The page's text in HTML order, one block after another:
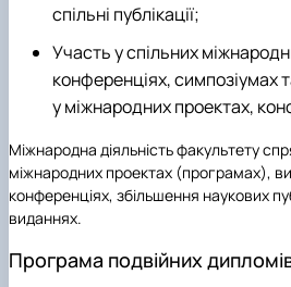
спільні публікації;
Участь у спільних
конференціях, симпозіумах
у міжнародних проектах,
Міжнародна діяльність факультету
міжнародних проектах (програмах),
конференціях, збільшення наукових
виданнях.
Програма подвійних